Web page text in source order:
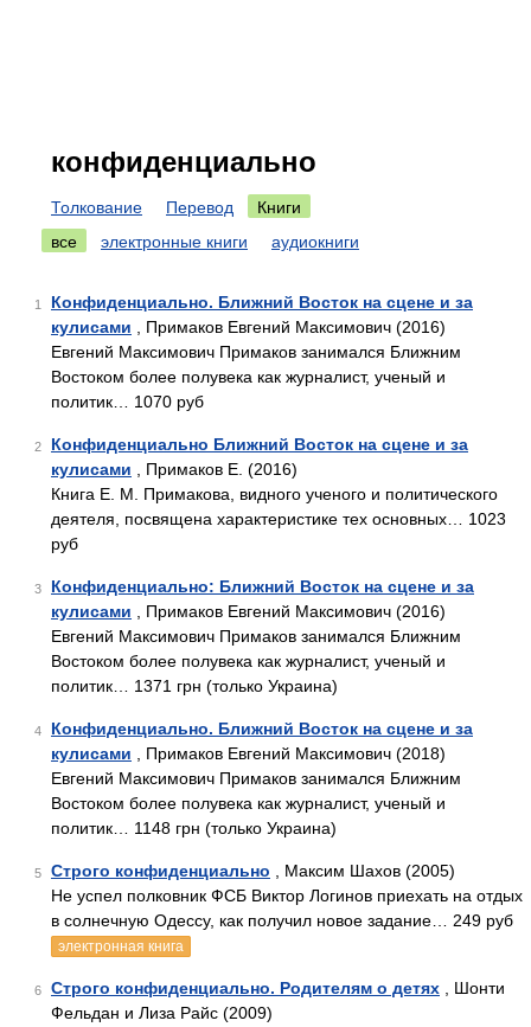
конфиденциально
Толкование Перевод
Книги
все
электронные книги аудиокниги
1
Конфиденциально. Ближний Восток на сцене и за
кулисами , Примаков Евгений Максимович (2016)
Евгений Максимович Примаков занимался Ближним
Востоком более полувека как журналист, ученый и
политик… 1070 руб
2
Конфиденциально Ближний Восток на сцене и за
кулисами , Примаков Е. (2016)
Книга Е. М. Примакова, видного ученого и политического
деятеля, посвящена характеристике тех основных… 1023
руб
3
Конфиденциально: Ближний Восток на сцене и за
кулисами , Примаков Евгений Максимович (2016)
Евгений Максимович Примаков занимался Ближним
Востоком более полувека как журналист, ученый и
политик… 1371 грн (только Украина)
4
Конфиденциально. Ближний Восток на сцене и за
кулисами , Примаков Евгений Максимович (2018)
Евгений Максимович Примаков занимался Ближним
Востоком более полувека как журналист, ученый и
политик… 1148 грн (только Украина)
5 Строго конфиденциально , Максим Шахов (2005)
Не успел полковник ФСБ Виктор Логинов приехать на отдых
в солнечную Одессу, как получил новое задание… 249 руб
электронная книга
6 Строго конфиденциально. Родителям о детях , Шонти
Фельдан и Лиза Райс (2009)